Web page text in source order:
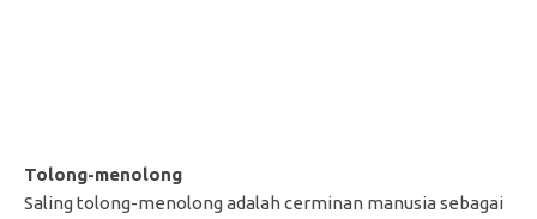
Tolong-menolong
Saling tolong-menolong adalah cerminan manusia sebagai